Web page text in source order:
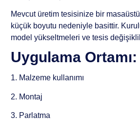
Mevcut üretim tesisinize bir
küçük boyutu nedeniyle basittir.
model yükseltmeleri ve tesis
Uygulama Ortamı:
1. Malzeme kullanımı
2. Montaj
3. Parlatma